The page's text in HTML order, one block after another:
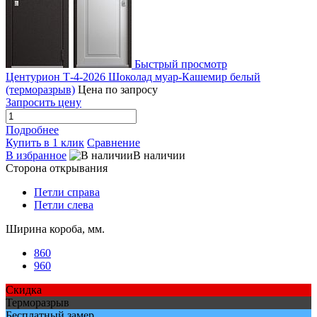
Быстрый просмотр
Центурион Т-4-2026 Шоколад муар-Кашемир белый
(терморазрыв) Цена по запросу
Запросить цену
Подробнее
Купить в 1 клик Сравнение
В избранное
В наличии
Сторона открывания
Петли справа
Петли слева
Ширина короба, мм.
860
960
Скидка
Терморазрыв